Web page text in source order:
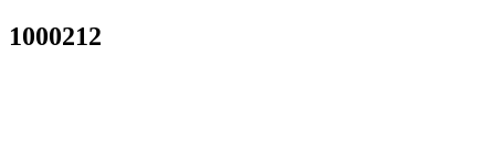
1000212